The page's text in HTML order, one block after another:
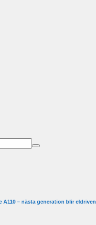
A110 – nästa generation blir eldriven